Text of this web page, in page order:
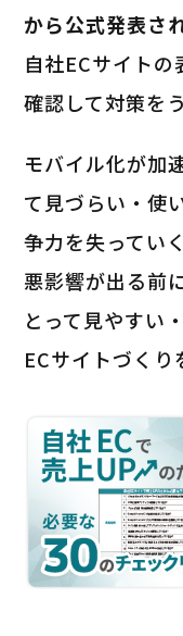
から公式発表さ
自社ECサイト
確認して対策を
モバイル化が加
て見づらい・使
争力を失ってい
悪影響が出る前
とって見やすい
ECサイトづくり